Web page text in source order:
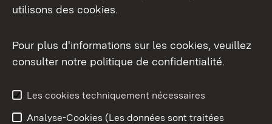
Aperçu des thèmes
utilisons des cookies.
Pour plus d'informations sur les cookies, veuillez
consulter notre politique de confidentialité.
Les cookies techniquement nécessaires
Analyse-Cookies (Les données sont traitées